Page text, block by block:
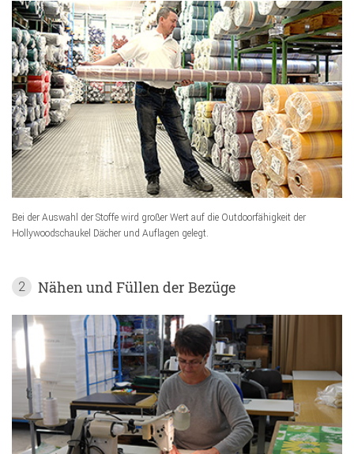
Bei der Auswahl der Stoffe wird großer Wert auf die Outdoorfähigkeit der
Hollywoodschaukel Dächer und Auflagen gelegt.
2 Nähen und Füllen der Bezüge